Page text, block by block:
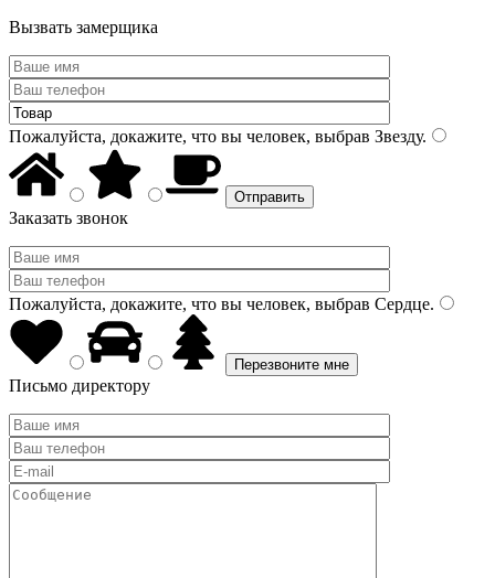
Вызвать замерщика
Пожалуйста, докажите, что вы человек, выбрав Звезду.
Заказать звонок
Пожалуйста, докажите, что вы человек, выбрав Сердце.
Письмо директору